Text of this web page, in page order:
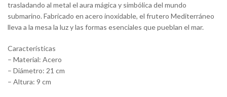
trasladando al metal el aura mágica y simbólica del mundo
submarino. Fabricado en acero inoxidable, el frutero Mediterráneo
lleva a la mesa la luz y las formas esenciales que pueblan el mar.
Características
– Material: Acero
– Diámetro: 21 cm
– Altura: 9 cm